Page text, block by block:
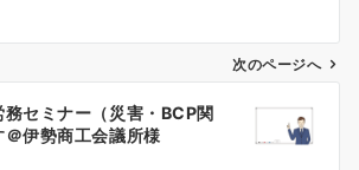
次のページへ
務セミナー（災害・BCP関
伊勢商工会議所様